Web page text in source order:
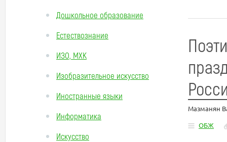
Дошкольное образование
Естествознание
ИЗО, МХК
Изобразительное искусство
Иностранные языки
Информатика
Искусство
Мазманян
ОБЖ